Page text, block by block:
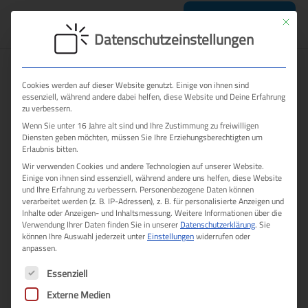
Termin sichern Mit
Datenschutzeinstellungen
Cookies werden auf dieser Website genutzt. Einige von ihnen sind
essenziell, während andere dabei helfen, diese Website und Deine Erfahrung
zu verbessern.
Wenn Sie unter 16 Jahre alt sind und Ihre Zustimmung zu freiwilligen
Diensten geben möchten, müssen Sie Ihre Erziehungsberechtigten um
Erlaubnis bitten.
Wir verwenden Cookies und andere Technologien auf unserer Website.
Einige von ihnen sind essenziell, während andere uns helfen, diese Website
und Ihre Erfahrung zu verbessern. Personenbezogene Daten können
verarbeitet werden (z. B. IP-Adressen), z. B. für personalisierte Anzeigen und
Inhalte oder Anzeigen- und Inhaltsmessung. Weitere Informationen über die
Verwendung Ihrer Daten finden Sie in unserer Datenschutzerklärung. Sie
können Ihre Auswahl jederzeit unter Einstellungenwiderrufen oder
anpassen.
Es folgt eine Liste der Service-Gruppen, für die eine
Essenziell
Externe Medien